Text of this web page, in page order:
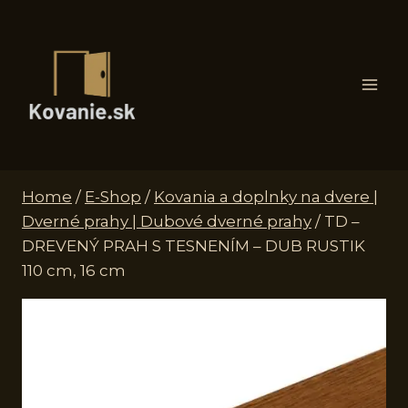
Home / E-Shop / Kovania a doplnky na dvere |
Dverné prahy | Dubové dverné prahy / TD –
DREVENÝ PRAH S TESNENÍM – DUB RUSTIK
110 cm, 16 cm